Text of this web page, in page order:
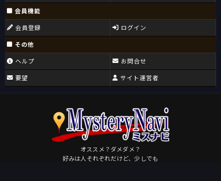
会員機能
会員登録
ログイン
その他
ヘルプ
要望
お問合せ
サイト運営者
オススメ？ダメダメ？
好みは人それぞれだけど、少しでも